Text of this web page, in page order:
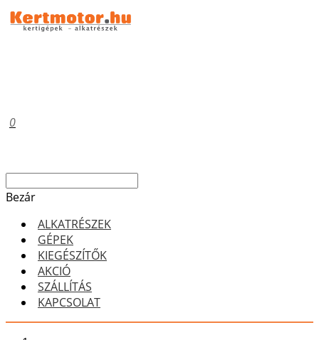
0
Bezár
ALKATRÉSZEK
GÉPEK
KIEGÉSZÍTŐK
AKCIÓ
SZÁLLÍTÁS
KAPCSOLAT